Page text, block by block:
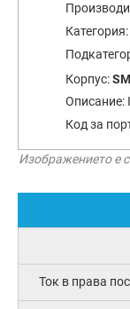
Категория:
Корпус:
Описание:
Код за
Изображението е
Ток в права